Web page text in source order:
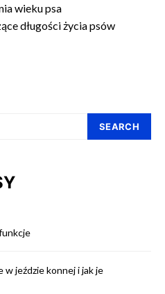
wieku psa
długości życia psów
SEARCH
w jeździe konnej i jak je